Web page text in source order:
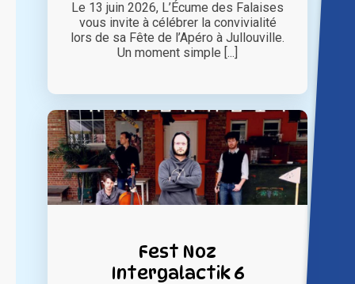
Le 13 juin 2026, L’Écume des Falaises
vous invite à célébrer la convivialité
lors de sa Fête de l’Apéro à Jullouville.
Un moment simple [...]
Fest Noz
Intergalactik 6